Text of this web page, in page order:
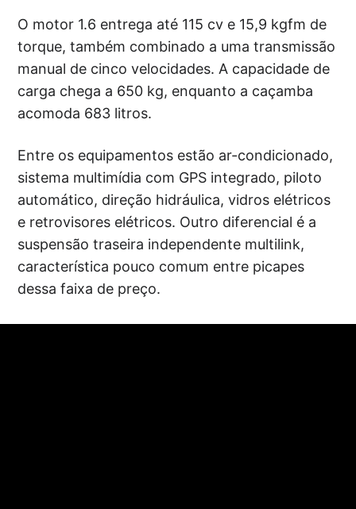
O motor 1.6 entrega até 115 cv e 15,9 kgfm de
torque, também combinado a uma transmissão
manual de cinco velocidades. A capacidade de
carga chega a 650 kg, enquanto a caçamba
acomoda 683 litros.
Entre os equipamentos estão ar-condicionado,
sistema multimídia com GPS integrado, piloto
automático, direção hidráulica, vidros elétricos
e retrovisores elétricos. Outro diferencial é a
suspensão traseira independente multilink,
característica pouco comum entre picapes
dessa faixa de preço.